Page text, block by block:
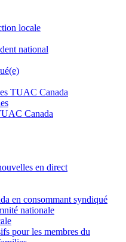
locale
national
TUAC Canada
Canada
en direct
en consommant syndiqué
nationale
pour les membres du